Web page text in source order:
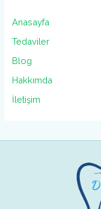
Anasayfa
Tedaviler
Blog
Hakkımda
İletişim